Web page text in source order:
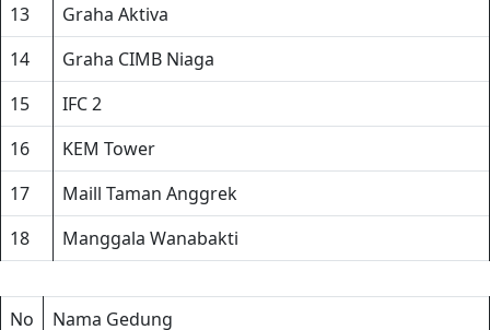
13
Graha Aktiva
14
Graha CIMB Niaga
15
IFC 2
16
KEM Tower
17
Maill Taman Anggrek
18
Manggala Wanabakti
No Nama Gedung